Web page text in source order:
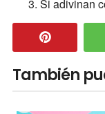
Si adivinan
También